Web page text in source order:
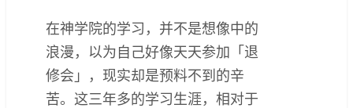
在神学院的学习，并不是想像中的
浪漫，以为自己好像天天参加「退
修会」，现实却是预料不到的辛
苦。这三年多的学习生涯，相对于